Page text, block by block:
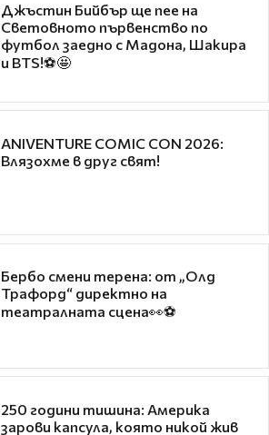
Джъстин Бийбър ще пее на
Световното първенство по
футбол заедно с Мадона, Шакира
и BTS!⚽🤩
ANIVENTURE COMIC CON 2026:
Влязохме в друг свят!
Бербо смени терена: от „Олд
Трафорд“ директно на
театралната сцена👀⚽
250 години тишина: Америка
зарови капсула, която никой жив